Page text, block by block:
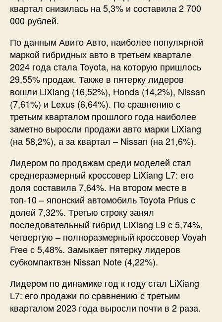
квартал снизилась на 5,3% и составила 2 700
000 рублей.
По данным Авито Авто, наиболее популярной
маркой гибридных авто в третьем квартале
2024 года стала Toyota, на которую пришлось
29,55% продаж. Также в пятерку лидеров
вошли LiXiang (16,52%), Honda (14,2%), Nissan
(7,61%) и Lexus (6,64%). По сравнению с
третьим кварталом прошлого года наиболее
заметно выросли продажи авто марки LiXiang
(на 58,2%), а за квартал – Nissan (на 21,6%).
Лидером по продажам среди моделей стал
среднеразмерный кроссовер LiXiang L7: его
доля составила 7,64%. На втором месте в
топ-10 – японский автомобиль Toyota Prius с
долей 7,32%. Третью строку занял
последовательный гибрид LiXiang L9 с 5,74%,
четвертую – полноразмерный кроссовер Voyah
Free с 5,48%. Замыкает пятерку лидеров
субкомпактвэн Nissan Note (4,22%).
Лидером по динамике год к году стал LiXiang
L7: его продажи по сравнению с третьим
кварталом 2023 года выросли почти в 2 раза.